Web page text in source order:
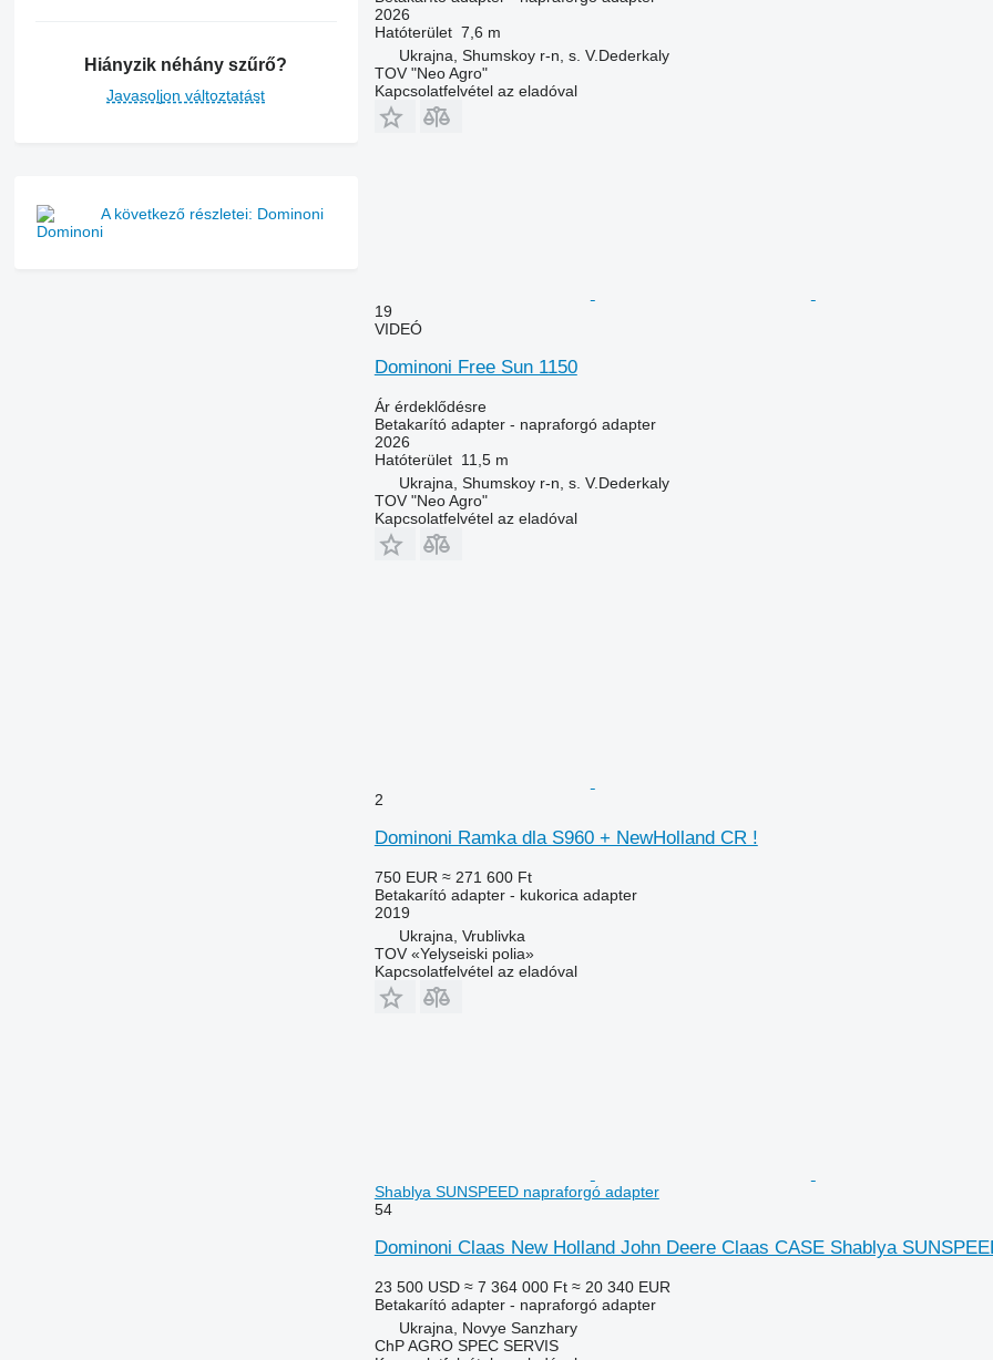
Hiányzik néhány szűrő?
Javasoljon változtatást
A következő részletei: Dominoni
2026
Hatóterület 7,6 m
Ukrajna, Shumskoy r-n, s. V.Dederkaly
TOV "Neo Agro"
Kapcsolatfelvétel az eladóval
19
VIDEÓ
Dominoni Free Sun 1150
Ár érdeklődésre
Betakarító adapter - napraforgó adapter
2026
Hatóterület 11,5 m
Ukrajna, Shumskoy r-n, s. V.Dederkaly
TOV "Neo Agro"
Kapcsolatfelvétel az eladóval
2
Dominoni Ramka dla S960 + NewHolland CR !
750 EUR ≈ 271 600 Ft
Betakarító adapter - kukorica adapter
2019
Ukrajna, Vrublivka
TOV «Yelyseiski polia»
Kapcsolatfelvétel az eladóval
Shablya SUNSPEED napraforgó adapter
54
Dominoni Claas New Holland John Deere Claas CASE Shablya
23 500 USD ≈ 7 364 000 Ft ≈ 20 340 EUR
Betakarító adapter - napraforgó adapter
Ukrajna, Novye Sanzhary
ChP AGRO SPEC SERVIS